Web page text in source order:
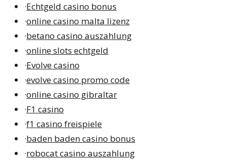
·Echtgeld casino bonus
·online casino malta lizenz
·betano casino auszahlung
·online slots echtgeld
·Evolve casino
·evolve casino promo code
·online casino gibraltar
·F1 casino
·f1 casino freispiele
·baden baden casino bonus
·robocat casino auszahlung